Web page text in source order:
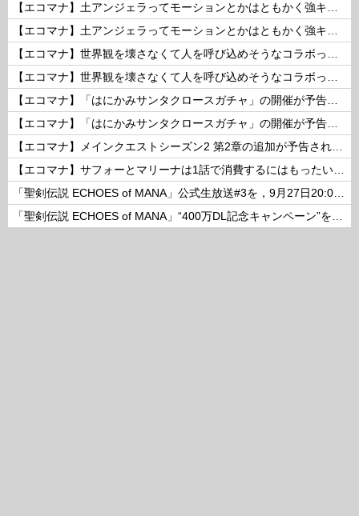
【エコマナ】土アンジェラってモーションとかはともかく強キャラなの？
【エコマナ】土アンジェラってモーションとかはともかく強キャラなの？
【エコマナ】世界観を壊さなくて人を呼び込めそうなコラボって何があるだろう？
【エコマナ】世界観を壊さなくて人を呼び込めそうなコラボって何があるだろう？
【エコマナ】「はにかみサンタクロースガチャ」の開催が予告されたぞ！
【エコマナ】「はにかみサンタクロースガチャ」の開催が予告されたぞ！
【エコマナ】メインクエストシーズン2 第2章の追加が予告されたぞ！
【エコマナ】サフォーとマリーナは1話で消費するにはもったいないコンビだった
「聖剣伝説 ECHOES of MANA」公式生放送#3を，9月27日20:00より配信
「聖剣伝説 ECHOES of MANA」“400万DL記念キャンペーン”を開催